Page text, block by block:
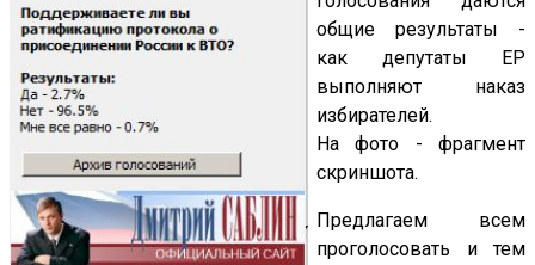
общие результаты -
как депутаты ЕР
выполняют наказ
избирателей.
На фото - фрагмент
скриншота.
Предлагаем всем
проголосовать и тем